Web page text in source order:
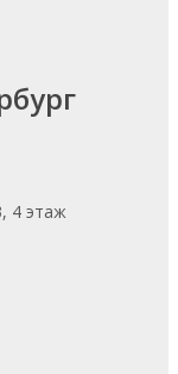
4 этаж